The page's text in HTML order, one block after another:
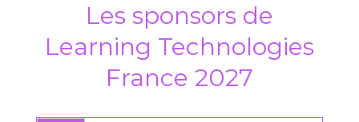
Les sponsors de
Learning Technologies
France 2027